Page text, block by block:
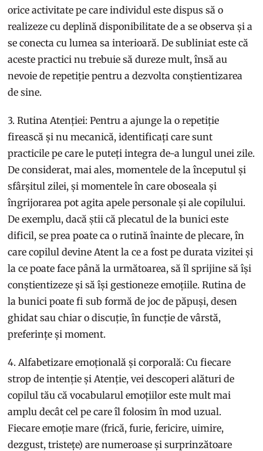
orice activitate pe care individul este dispus să o
realizeze cu deplină disponibilitate de a se observa și a
se conecta cu lumea sa interioară. De subliniat este că
aceste practici nu trebuie să dureze mult, însă au
nevoie de repetiție pentru a dezvolta conștientizarea
de sine.
3. Rutina Atenției: Pentru a ajunge la o repetiție
firească și nu mecanică, identificați care sunt
practicile pe care le puteți integra de-a lungul unei zile.
De considerat, mai ales, momentele de la începutul și
sfârșitul zilei, și momentele în care oboseala și
îngrijorarea pot agita apele personale și ale copilului.
De exemplu, dacă știi că plecatul de la bunici este
dificil, se prea poate ca o rutină înainte de plecare, în
care copilul devine Atent la ce a fost pe durata vizitei și
la ce poate face până la următoarea, să îl sprijine să își
conștientizeze și să își gestioneze emoțiile. Rutina de
la bunici poate fi sub formă de joc de păpuși, desen
ghidat sau chiar o discuție, în funcție de vârstă,
preferințe și moment.
4. Alfabetizare emoțională și corporală: Cu fiecare
strop de intenție și Atenție, vei descoperi alături de
copilul tău că vocabularul emoțiilor este mult mai
amplu decât cel pe care îl folosim în mod uzual.
Fiecare emoție mare (frică, furie, fericire, uimire,
dezgust, tristețe) are numeroase și surprinzătoare